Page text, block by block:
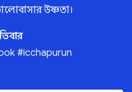
উষ্ণতা।
#icchapurun